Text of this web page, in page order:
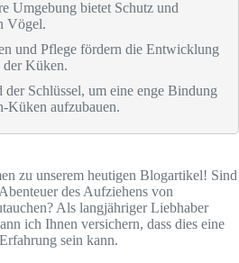
Umgebung bietet Schutz und
Vögel.
und Pflege fördern die Entwicklung
der Küken.
Schlüssel, um eine enge Bindung
Küken aufzubauen.
zu unserem heutigen Blogartikel! Sind
des Aufziehens von
Als langjähriger Liebhaber
ich Ihnen versichern, dass dies eine
sein kann.